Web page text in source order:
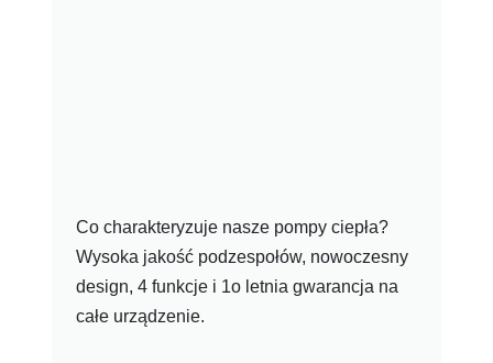
Co charakteryzuje nasze pompy ciepła?
Wysoka jakość podzespołów, nowoczesny
design, 4 funkcje i 1o letnia gwarancja na
całe urządzenie.